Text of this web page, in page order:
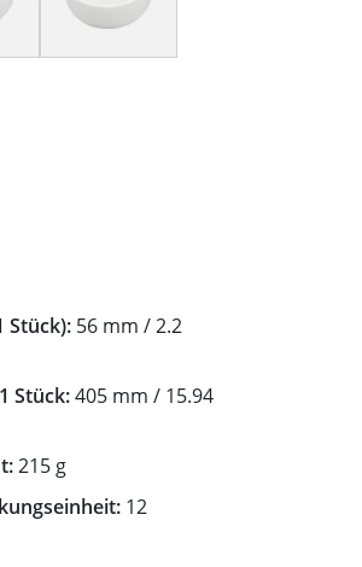
Stück): 56 mm / 2.2
Stück:405 mm / 15.94
215 g
12